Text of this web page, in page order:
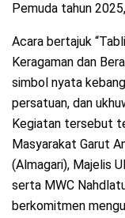
Pemuda tahun
Acara bertajuk
Keragaman dan
simbol nyata
persatuan, dan
Kegiatan tersebut
Masyarakat Garut
(Almagari), Majelis
serta MWC
berkomitmen